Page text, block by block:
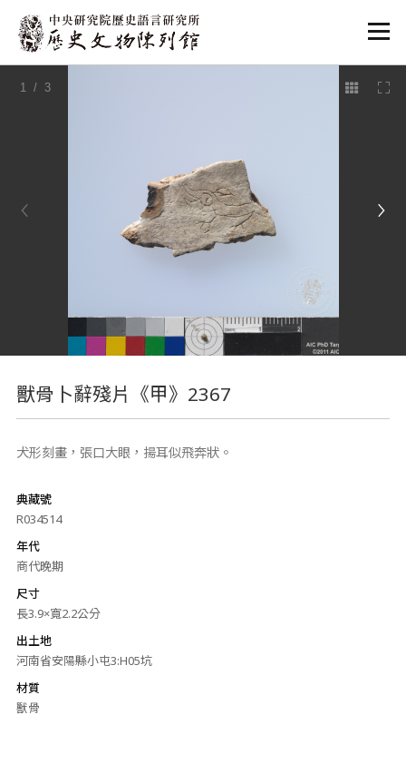
:::
1 / 3
獸骨卜辭殘片《甲》2367
犬形刻畫，張口大眼，揚耳似飛奔狀。
典藏號
R034514
年代
商代晚期
尺寸
長3.9×寬2.2公分
出土地
河南省安陽縣小屯3:H05坑
材質
獸骨